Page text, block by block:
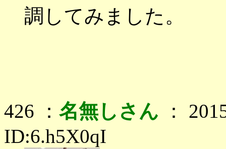
調してみました。
426 ： 名無しさん ：
ID:6.h5X0qI